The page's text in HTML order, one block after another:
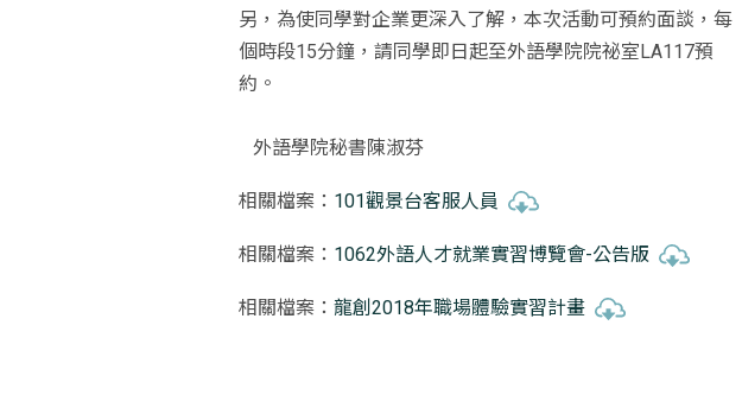
另，為使同學對企業更深入了解，本次活動可預約面談，每
個時段15分鐘，請同學即日起至外語學院院祕室LA117預
約。
外語學院秘書陳淑芬
相關檔案： 101觀景台客服人員
相關檔案： 1062外語人才就業實習博覽會-公告版
相關檔案： 龍創2018年職場體驗實習計畫